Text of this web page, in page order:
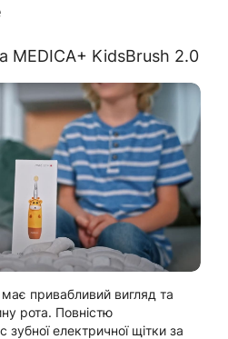
MEDICA+ KidsBrush 2.0
привабливий вигляд та
рота. Повністю
електричної щітки за